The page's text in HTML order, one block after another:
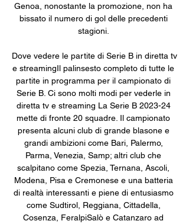
Genoa, nonostante la promozione, non ha
bissato il numero di gol delle precedenti
stagioni.
Dove vedere le partite di Serie B in diretta tv
e streamingIl palinsesto completo di tutte le
partite in programma per il campionato di
Serie B. Ci sono molti modi per vederle in
diretta tv e streaming La Serie B 2023-24
mette di fronte 20 squadre. Il campionato
presenta alcuni club di grande blasone e
grandi ambizioni come Bari, Palermo,
Parma, Venezia, Samp; altri club che
scalpitano come Spezia, Ternana, Ascoli,
Modena, Pisa e Cremonese e una batteria
di realtà interessanti e piene di entusiasmo
come Sudtirol, Reggiana, Cittadella,
Cosenza, FeralpiSalò e Catanzaro ad